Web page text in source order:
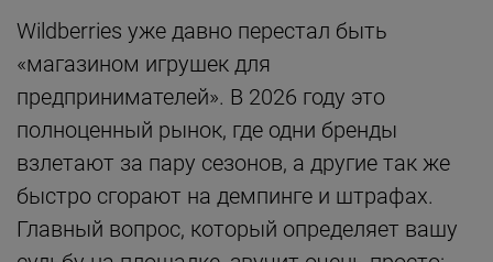
Wildberries уже давно перестал быть
«магазином игрушек для
предпринимателей». В 2026 году это
полноценный рынок, где одни бренды
взлетают за пару сезонов, а другие так же
быстро сгорают на демпинге и штрафах.
Главный вопрос, который определяет вашу